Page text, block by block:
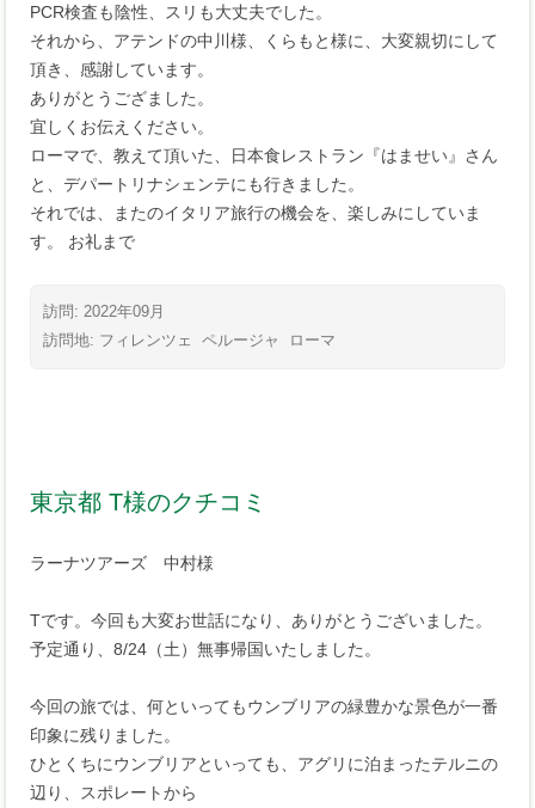
PCR検査も陰性、スリも大丈夫でした。
それから、アテンドの中川様、くらもと様に、大変親切にして
頂き、感謝しています。
ありがとうござました。
宜しくお伝えください。
ローマで、教えて頂いた、日本食レストラン『はませい』さん
と、デパートリナシェンテにも行きました。
それでは、またのイタリア旅行の機会を、楽しみにしていま
す。 お礼まで
訪問: 2022年09月
訪問地: フィレンツェ ペルージャ ローマ
東京都 T様のクチコミ
ラーナツアーズ 中村様
Tです。今回も大変お世話になり、ありがとうございました。
予定通り、8/24（土）無事帰国いたしました。
今回の旅では、何といってもウンブリアの緑豊かな景色が一番
印象に残りました。
ひとくちにウンブリアといっても、アグリに泊まったテルニの
辺り、スポレートから